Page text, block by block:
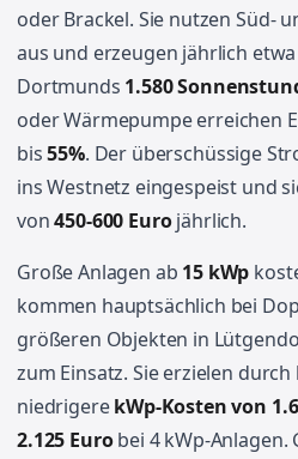
oder Brackel. Sie nutzen Süd-
aus und erzeugen jährlich
Dortmunds 1.580
oder Wärmepumpe erreichen
bis55%. Der überschüssige
ins Westnetz eingespeist und
von450-600 Eurojährlich.
Große Anlagen ab 15 kWp
kommen hauptsächlich bei
größeren Objekten in
zum Einsatz. Sie erzielen
niedrigerekWp-Kosten von
2.125 Eurobei 4 kWp-Anlagen.